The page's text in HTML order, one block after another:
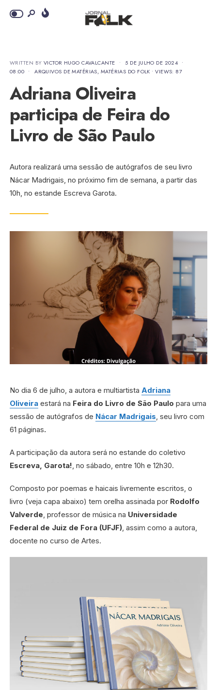
WRITTEN BY VICTOR HUGO CAVALCANTE • 5 DE JULHO DE 2024 •
08:00 • ARQUIVOS DE MATÉRIAS, MATÉRIAS DO FOLK •VIEWS: 87
Adriana Oliveira
participa de Feira do
Livro de São Paulo
Autora realizará uma sessão de autógrafos de seu livro
Nácar Madrigais, no próximo fim de semana, a partir das
10h, no estande Escreva Garota.
No dia 6 de julho, a autora e multiartista Adriana
Oliveira estará na Feira do Livro de São Paulo para uma
sessão de autógrafos de Nácar Madrigais , seu livro com
61 páginas.
A participação da autora será no estande do coletivo
Escreva, Garota! , no sábado, entre 10h e 12h30.
Composto por poemas e haicais livremente escritos, o
livro (veja capa abaixo) tem orelha assinada por Rodolfo
Valverde , professor de música na Universidade
Federal de Juiz de Fora (UFJF) , assim como a autora,
docente no curso de Artes.